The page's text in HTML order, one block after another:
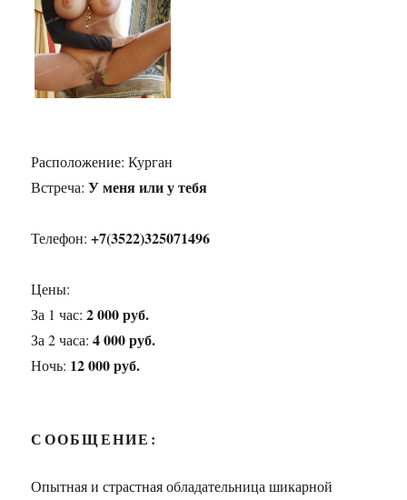
Расположение:Курган
Встреча:У меня или у тебя
Телефон:+7(3522)325071496
Цены:
За 1 час:2 000 руб.
За 2 часа:4 000 руб.
Ночь: 12 000 руб.
СООБЩЕНИЕ:
Опытная и страстная обладательница шикарной